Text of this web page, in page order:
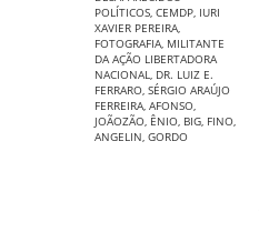
POLÍTICOS, CEMDP, IURI
XAVIER PEREIRA,
FOTOGRAFIA, MILITANTE
DA AÇÃO LIBERTADORA
NACIONAL, DR. LUIZ E.
FERRARO, SÉRGIO ARAÚJO
FERREIRA, AFONSO,
JOÃOZÃO, ÊNIO, BIG, FINO,
ANGELIN, GORDO